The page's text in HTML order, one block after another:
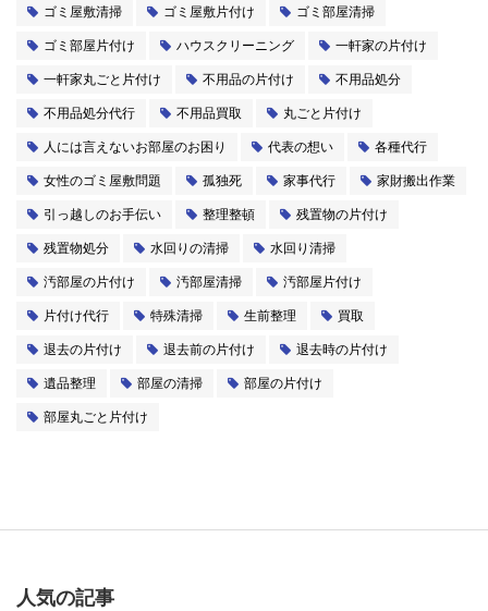
ゴミ屋敷清掃
ゴミ屋敷片付け
ゴミ部屋清掃
ゴミ部屋片付け
ハウスクリーニング
一軒家の片付け
一軒家丸ごと片付け
不用品の片付け
不用品処分
不用品処分代行
不用品買取
丸ごと片付け
人には言えないお部屋のお困り
代表の想い
各種代行
女性のゴミ屋敷問題
孤独死 家事代行
家財搬出作業
引っ越しのお手伝い
整理整頓
残置物の片付け
残置物処分
水回りの清掃
水回り清掃
汚部屋の片付け
汚部屋清掃
汚部屋片付け
片付け代行
特殊清掃 生前整理
買取
退去の片付け
退去前の片付け
退去時の片付け
遺品整理
部屋の清掃
部屋の片付け
部屋丸ごと片付け
人気の記事